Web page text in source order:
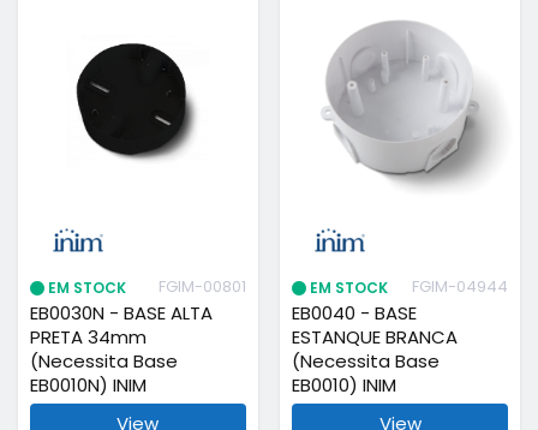
EM STOCK FGIM-00801
EB0030N - BASE ALTA
PRETA 34mm
(Necessita Base
EB0010N) INIM
View
EM STOCK FGIM-04944
EB0040 - BASE
ESTANQUE BRANCA
(Necessita Base
EB0010) INIM
View